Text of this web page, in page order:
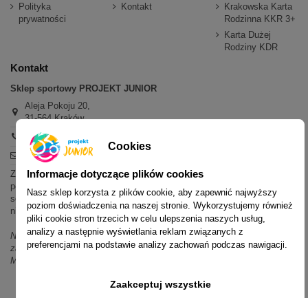
Polityka
prywatności
Kontakt
Krakowska Karta
Rodzinna KKR 3+
Karta Dużej
Rodziny KDR
Kontakt
Sklep sportowy PROJEKT JUNIOR
Aleja Pokoju 20,
31-564 Kraków
+48 600 779 897
sklep@projektjunior.pl
Zapraszamy do sklepu stacjonarnego:
poniedziałek - piątek: 11.00-19.00
sobota: 10.00-14.00
niedziela (każda): nieczynne
Nie odpowiadamy na wiadomości SMS. W sprawach dotyczących
zamówień i oferty prosimy o kontakt mailowy, telefoniczny lub przez
Messenger.
Cookies
Informacje dotyczące plików cookies
Nasz sklep korzysta z plików cookie, aby zapewnić najwyższy
poziom doświadczenia na naszej stronie. Wykorzystujemy również
pliki cookie stron trzecich w celu ulepszenia naszych usług,
analizy a następnie wyświetlania reklam związanych z
preferencjami na podstawie analizy zachowań podczas nawigacji.
Zaakceptuj wszystkie